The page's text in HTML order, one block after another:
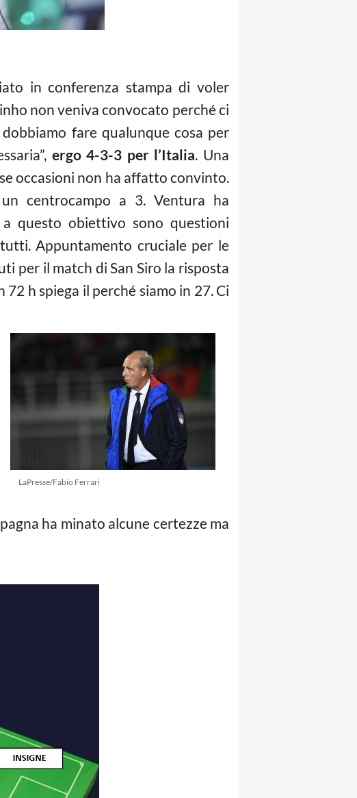
in conferenza stampa di voler
non veniva convocato perché ci
fare qualunque cosa per
ergo 4-3-3 per l’Italia. Una
occasioni non ha affatto convinto.
centrocampo a 3. Ventura ha
questo obiettivo sono questioni
Appuntamento cruciale per le
per il match di San Siro la risposta
h spiega il perché siamo in 27. Ci
LaPresse/Fabio Ferrari
ha minato alcune certezze ma